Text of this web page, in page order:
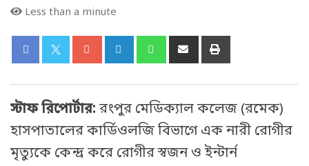
Less than a minute
স্টাফ রিপোর্টার: রংপুর মেডিক্যাল কলেজ (রমেক)
হাসপাতালের কার্ডিওলজি বিভাগে এক নারী রোগীর
মৃত্যুকে কেন্দ্র করে রোগীর স্বজন ও ইন্টার্ন